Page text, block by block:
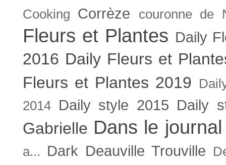
Cooking
Corrèze couronne de
Fleurs et Plantes Daily
2016 Daily Fleurs et
Fleurs et Plantes 2019
2014
Daily style 2015 Daily
Gabrielle Dans le journal
a... Dark Deauville Trouville